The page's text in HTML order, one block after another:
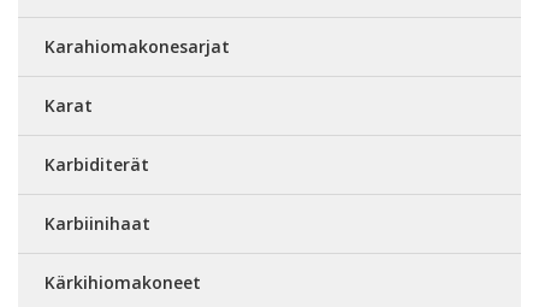
Karahiomakonesarjat
Karat
Karbiditerät
Karbiinihaat
Kärkihiomakoneet